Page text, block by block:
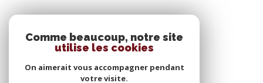
Comme beaucoup, notre site
utilise les cookies
On aimerait vous accompagner pendant
votre visite.